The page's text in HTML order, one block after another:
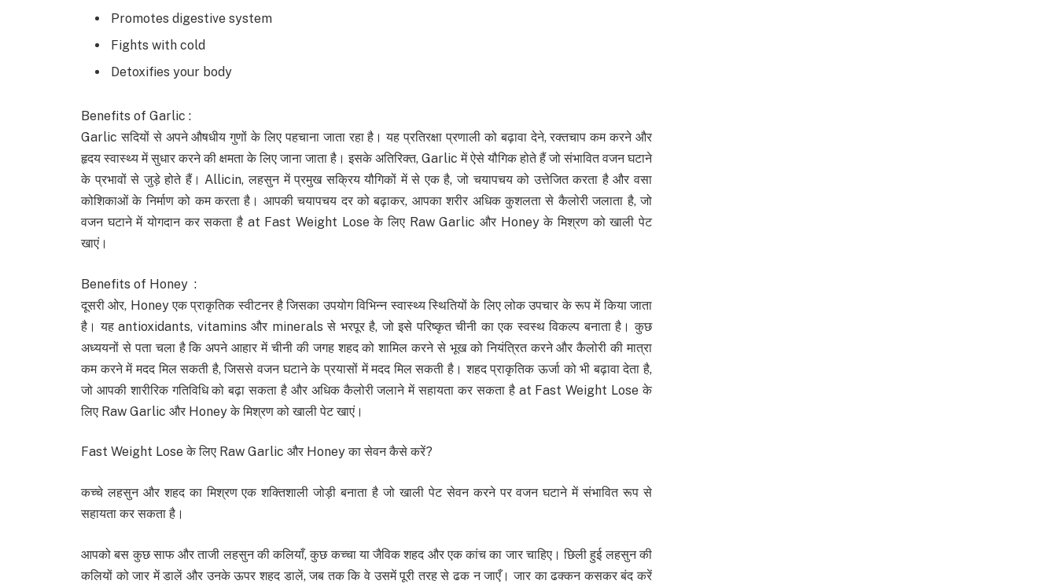
Promotes digestive system
Fights with cold
Detoxifies your body
Benefits of Garlic :
Garlic सदियों से अपने औषधीय गुणों के लिए पहचाना जाता रहा है। यह प्रतिरक्षा प्रणाली को बढ़ावा देने, रक्तचाप कम करने और
हृदय स्वास्थ्य में सुधार करने की क्षमता के लिए जाना जाता है। इसके अतिरिक्त, Garlic में ऐसे यौगिक होते हैं जो संभावित वजन घटाने
के प्रभावों से जुड़े होते हैं। Allicin, लहसुन में प्रमुख सक्रिय यौगिकों में से एक है, जो चयापचय को उत्तेजित करता है और वसा
कोशिकाओं के निर्माण को कम करता है। आपकी चयापचय दर को बढ़ाकर, आपका शरीर अधिक कुशलता से कैलोरी जलाता है, जो
वजन घटाने में योगदान कर सकता है at Fast Weight Lose के लिए Raw Garlic और Honey के मिश्रण को खाली पेट
खाएं।
Benefits of Honey :
दूसरी ओर, Honey एक प्राकृतिक स्वीटनर है जिसका उपयोग विभिन्न स्वास्थ्य स्थितियों के लिए लोक उपचार के रूप में किया जाता
है। यह antioxidants, vitamins और minerals से भरपूर है, जो इसे परिष्कृत चीनी का एक स्वस्थ विकल्प बनाता है। कुछ
अध्ययनों से पता चला है कि अपने आहार में चीनी की जगह शहद को शामिल करने से भूख को नियंत्रित करने और कैलोरी की मात्रा
कम करने में मदद मिल सकती है, जिससे वजन घटाने के प्रयासों में मदद मिल सकती है। शहद प्राकृतिक ऊर्जा को भी बढ़ावा देता है,
जो आपकी शारीरिक गतिविधि को बढ़ा सकता है और अधिक कैलोरी जलाने में सहायता कर सकता है at Fast Weight Lose के
लिए Raw Garlic और Honey के मिश्रण को खाली पेट खाएं।
Fast Weight Lose के लिए Raw Garlic और Honey का सेवन कैसे करें?
कच्चे लहसुन और शहद का मिश्रण एक शक्तिशाली जोड़ी बनाता है जो खाली पेट सेवन करने पर वजन घटाने में संभावित रूप से
सहायता कर सकता है।
आपको बस कुछ साफ और ताजी लहसुन की कलियाँ, कुछ कच्चा या जैविक शहद और एक कांच का जार चाहिए। छिली हुई लहसुन की
कलियों को जार में डालें और उनके ऊपर शहद डालें, जब तक कि वे उसमें पूरी तरह से ढक न जाएँ। जार का ढक्कन कसकर बंद करें